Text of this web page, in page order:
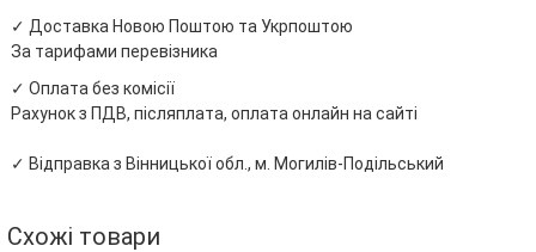
✓ Доставка Новою Поштою та Укрпоштою
За тарифами перевізника
✓ Оплата без комісії
Рахунок з ПДВ, післяплата, оплата онлайн на сайті
✓ Відправка з Вінницької обл., м. Могилів-Подільський
Схожі товари